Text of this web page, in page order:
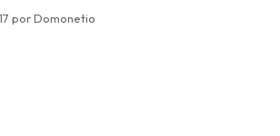
porDomonetio